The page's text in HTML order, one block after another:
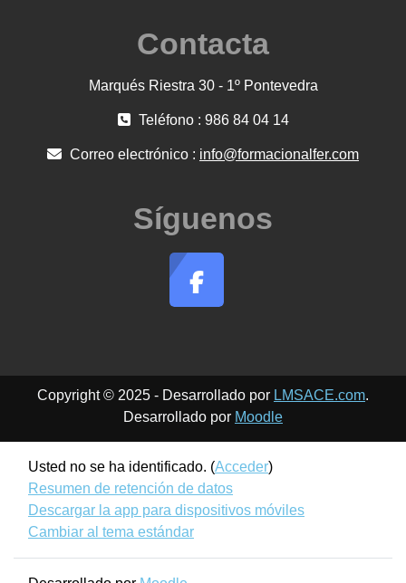
Contacta
Marqués Riestra 30 - 1º Pontevedra
Teléfono : 986 84 04 14
Correo electrónico : info@formacionalfer.com
Síguenos
Copyright © 2025 - Desarrollado por LMSACE.com.
Desarrollado por Moodle
Usted no se ha identificado. (Acceder)
Resumen de retención de datos
Descargar la app para dispositivos móviles
Cambiar al tema estándar